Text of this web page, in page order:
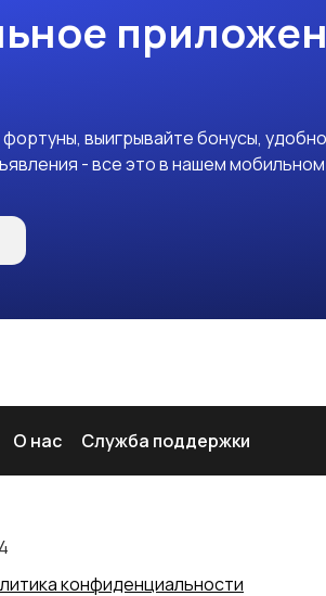
выигрывайте бонусы,
- все это в нашем
О нас Служба поддержки
конфиденциальности